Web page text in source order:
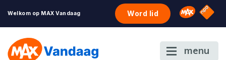
Welkom op MAX Vandaag Word lid Omroep
NPO
menu